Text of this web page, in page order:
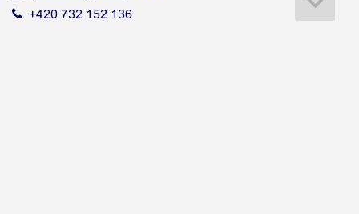
‭+420 732 152 136